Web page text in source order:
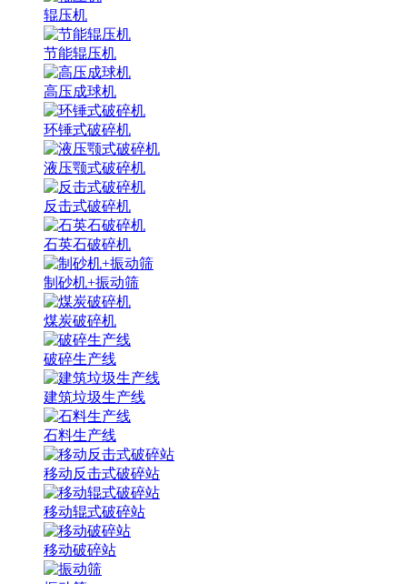
辊压机
节能辊压机
高压成球机
环锤式破碎机
液压颚式破碎机
反击式破碎机
石英石破碎机
制砂机+振动筛
煤炭破碎机
破碎生产线
建筑垃圾生产线
石料生产线
移动反击式破碎站
移动辊式破碎站
移动破碎站